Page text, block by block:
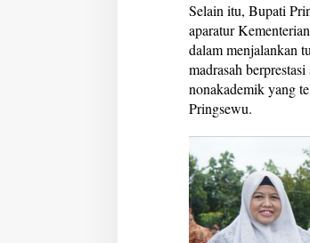
Selain itu, Bupati
aparatur
dalam menjalankan
madrasah
nonakademik yang
Pringsewu.